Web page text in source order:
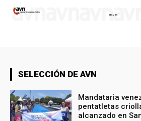
SELECCIÓN DE AVN
Mandataria
pentatletas
alcanzado en